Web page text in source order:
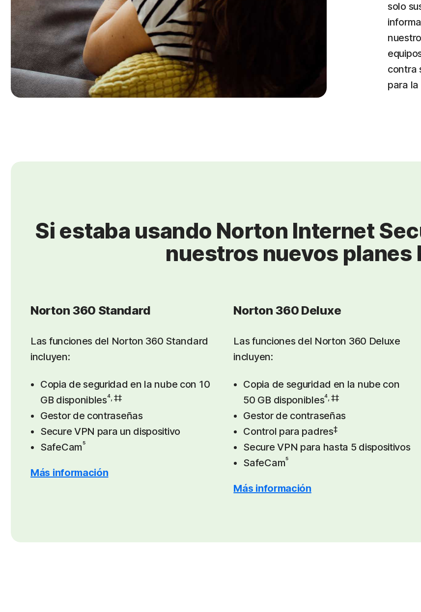
solo
contra
para
Si estaba usando Norton Internet
nuestros nuevos planes
Norton 360 Standard
Las funciones del Norton 360 Standard
incluyen:
Copia de seguridad en la nube con 10
GB disponibles⁴, ‡‡
Gestor de contraseñas
Secure VPN para un dispositivo
SafeCam⁵
Más información
Norton 360 Deluxe
Las funciones del Norton 360 Deluxe
incluyen:
Copia de seguridad en la nube con
50 GB disponibles⁴, ‡‡
Gestor de contraseñas
Control para padres‡
Secure VPN para hasta 5 dispositivos
SafeCam⁵
Más información